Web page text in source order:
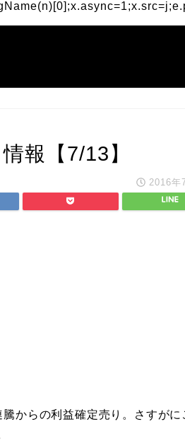
報【7/13】
2016年
からの利益確定売り。さすがに